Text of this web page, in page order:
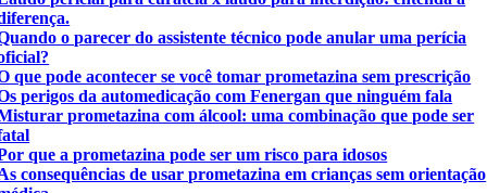
o parecer do assistente técnico pode anular uma perícia
que pode acontecer se você tomar prometazina sem prescrição
perigos da automedicação com Fenergan que ninguém fala
prometazina com álcool: uma combinação que pode ser
que a prometazina pode ser um risco para idosos
consequências de usar prometazina em crianças sem orientação